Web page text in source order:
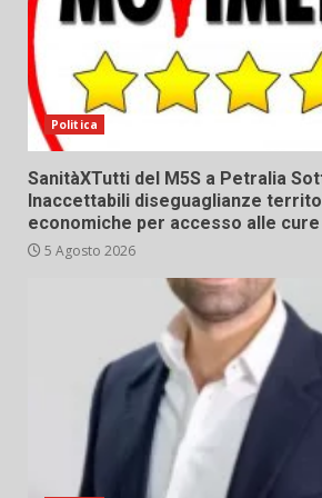
Politica
SanitàXTutti del M5S a Petralia
Inaccettabili diseguaglianze
economiche per accesso alle cure
5 Agosto 2026